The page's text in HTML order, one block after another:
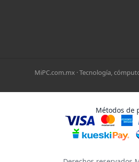
MiPC.com.mx · Tecnología,
Métodos de